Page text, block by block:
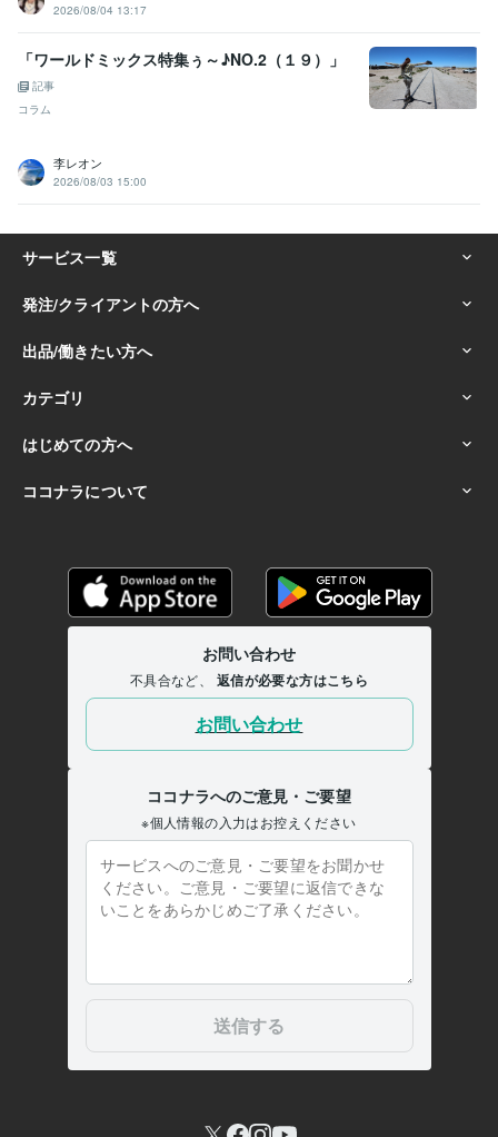
2026/08/04 13:17
「ワールドミックス特集ぅ～♪NO.2（１９）」
記事
コラム
李レオン
2026/08/03 15:00